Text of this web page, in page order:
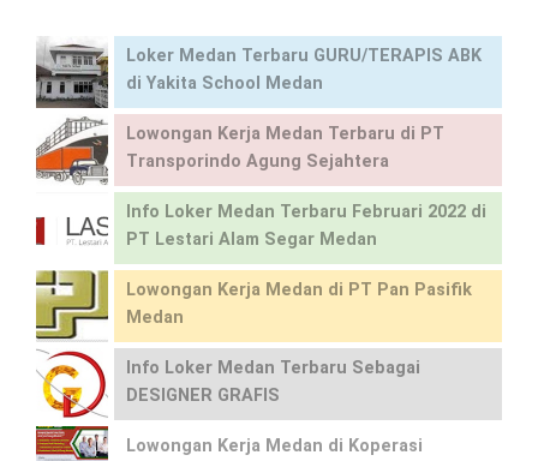
Loker Medan Terbaru GURU/TERAPIS ABK
di Yakita School Medan
Lowongan Kerja Medan Terbaru di PT
Transporindo Agung Sejahtera
Info Loker Medan Terbaru Februari 2022 di
PT Lestari Alam Segar Medan
Lowongan Kerja Medan di PT Pan Pasifik
Medan
Info Loker Medan Terbaru Sebagai
DESIGNER GRAFIS
Lowongan Kerja Medan di Koperasi